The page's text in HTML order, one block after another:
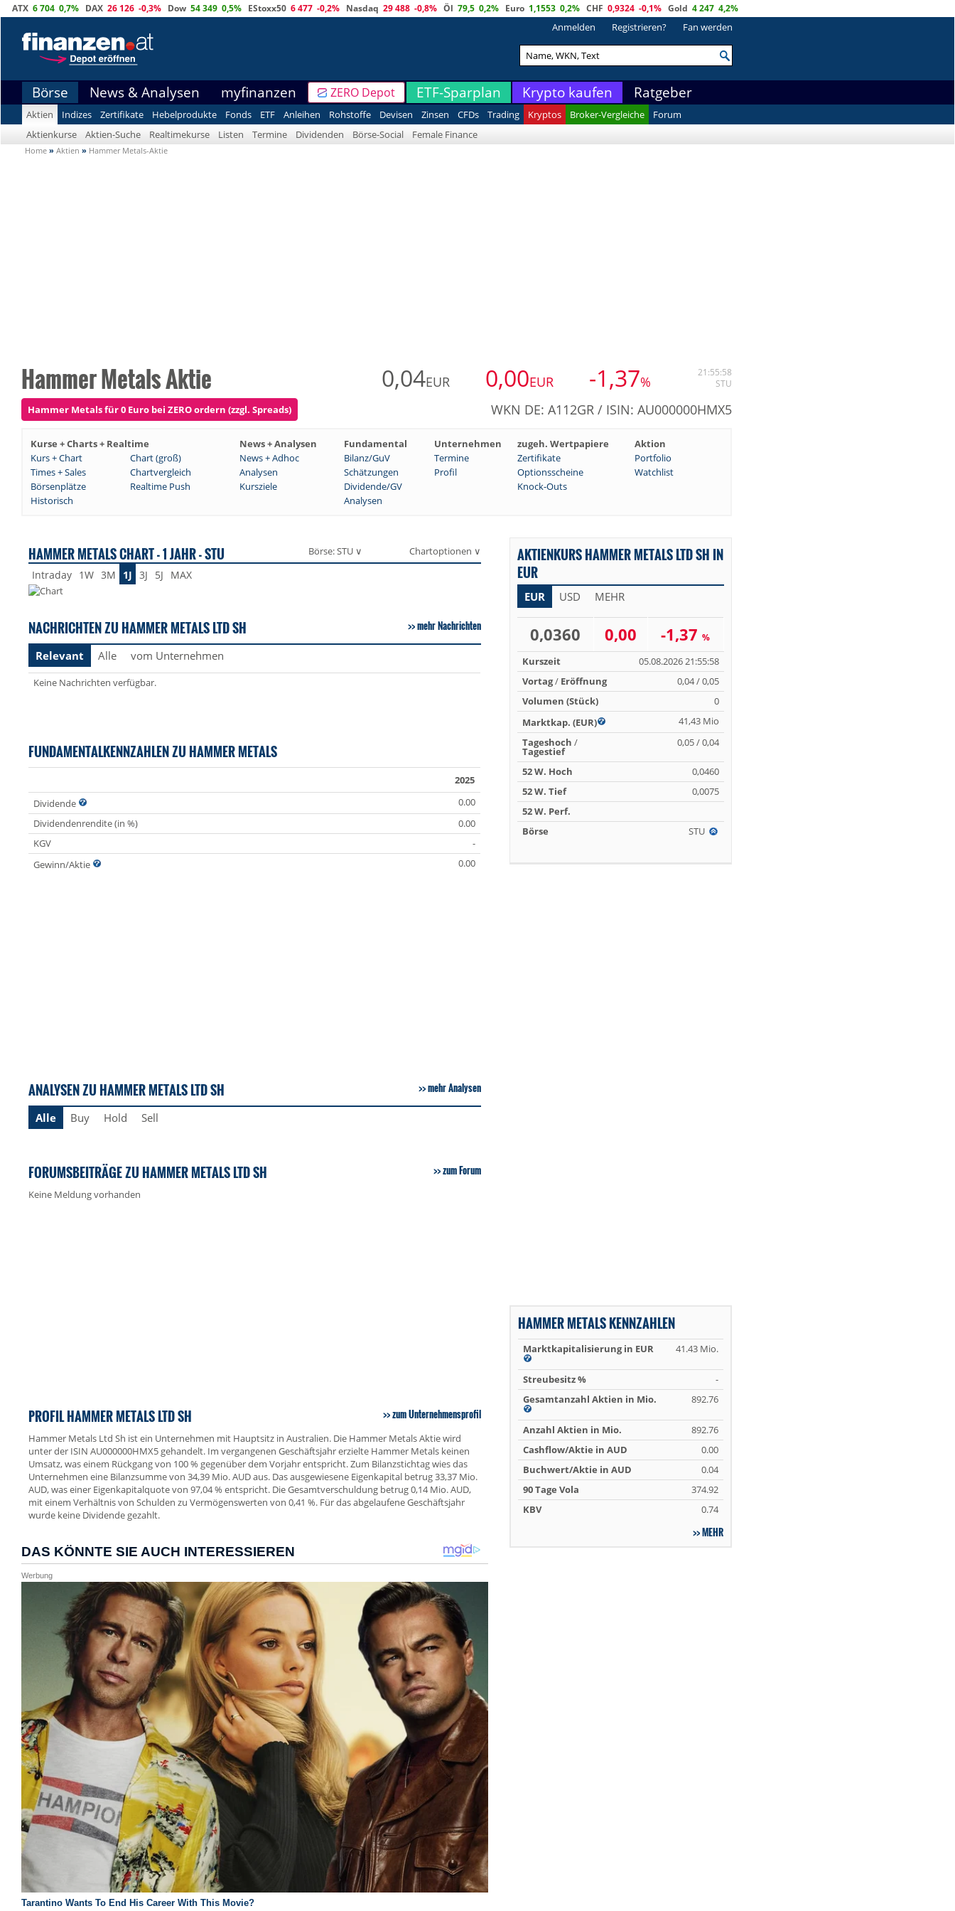
ATX 6 704 0,7% DAX 26 126 -0,3% Dow 54 349 0,5% EStoxx50 6 477 -0,2% Nasdaq 29 488 -0,8% Öl 79,5 0,2% Euro 1,1553 0,2% CHF 0,9324 -0,1% Gold 4 247 4,2%
Anmelden Registrieren? Fan werden
Börse News & Analysen myfinanzen ZERO Depot ETF-Sparplan Krypto kaufen Ratgeber
Aktien Indizes Zertifikate Hebelprodukte Fonds ETF Anleihen Rohstoffe Devisen Zinsen CFDs Trading Kryptos Broker-Vergleiche
Forum
Aktienkurse
Aktien-Suche Realtimekurse Listen Termine Dividenden Börse-Social Female Finance
Home » Aktien » Hammer Metals-Aktie
Hammer Metals Aktie 0,04EUR 0,00EUR -1,37%
21:55:58
STU
Hammer Metals für 0 Euro bei ZERO ordern (zzgl. Spreads) WKN DE: A112GR / ISIN: AU000000HMX5
Kurse + Charts + Realtime News + Analysen Fundamental Unternehmen zugeh. Wertpapiere
Aktion
Kurs + Chart
Chart (groß) News + Adhoc Bilanz/GuV Termine Zertifikate
Portfolio
Times + Sales
Chartvergleich Analysen Schätzungen Profil Optionsscheine
Watchlist
Börsenplätze
Realtime Push Kursziele Dividende/GV
Knock-Outs
Historisch
Analysen
HAMMER METALS CHART - 1 JAHR - STU Börse: STU ∨ Chartoptionen ∨
Intraday 1W 3M 1J 3J 5J MAX
NACHRICHTEN ZU HAMMER METALS LTD SH mehr Nachrichten
Relevant Alle vom Unternehmen
Keine Nachrichten verfügbar.
FUNDAMENTALKENNZAHLEN ZU HAMMER METALS
2025
Dividende
0.00
Dividendenrendite (in %)
0.00
KGV
-
Gewinn/Aktie
0.00
ANALYSEN ZU HAMMER METALS LTD SH mehr Analysen
Alle Buy Hold Sell
FORUMSBEITRÄGE ZU HAMMER METALS LTD SH zum Forum
Keine Meldung vorhanden
PROFIL HAMMER METALS LTD SH zum Unternehmensprofil
Hammer Metals Ltd Sh ist ein Unternehmen mit Hauptsitz in Australien. Die Hammer Metals Aktie wird
unter der ISIN AU000000HMX5 gehandelt. Im vergangenen Geschäftsjahr erzielte Hammer Metals keinen
Umsatz, was einem Rückgang von 100 % gegenüber dem Vorjahr entspricht. Zum Bilanzstichtag wies das
Unternehmen eine Bilanzsumme von 34,39 Mio. AUD aus. Das ausgewiesene Eigenkapital betrug 33,37 Mio.
AUD, was einer Eigenkapitalquote von 97,04 % entspricht. Die Gesamtverschuldung betrug 0,14 Mio. AUD,
mit einem Verhältnis von Schulden zu Vermögenswerten von 0,41 %. Für das abgelaufene Geschäftsjahr
wurde keine Dividende gezahlt.
AKTIENKURS HAMMER METALS LTD SH IN
EUR
EUR USD MEHR
0,0360 0,00 -1,37%
Kurszeit
05.08.2026 21:55:58
Vortag/ Eröffnung
0,04 / 0,05
Volumen (Stück)
0
Marktkap. (EUR)
41,43 Mio
Tageshoch /
Tagestief
0,05 / 0,04
52 W. Hoch
0,0460
52 W. Tief
0,0075
52 W. Perf.
Börse
STU
HAMMER METALS KENNZAHLEN
Marktkapitalisierung in EUR 41.43 Mio.
Streubesitz %
-
Gesamtanzahl Aktien in Mio.
892.76
Anzahl Aktien in Mio.
892.76
Cashflow/Aktie in AUD
0.00
Buchwert/Aktie in AUD
0.04
90 Tage Vola
374.92
KBV
0.74
MEHR